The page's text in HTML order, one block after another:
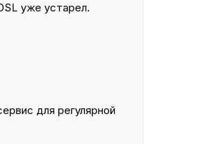
уже устарел.
для регулярной